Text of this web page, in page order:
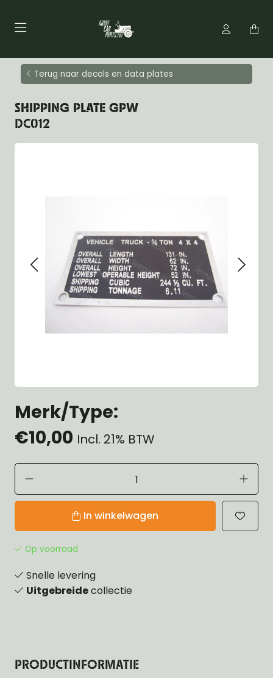
Terug naar decols en data plates
SHIPPING PLATE GPW
DC012
Merk/Type:
€10,00 Incl. 21% BTW
In winkelwagen
Op voorraad
Snelle levering
Uitgebreidecollectie
PRODUCTINFORMATIE